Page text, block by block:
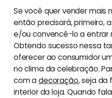
Se você quer vender mais
então precisará, primeiro,
e/ou convencê-lo a entrar
Obtendo sucesso nessa
oferecer ao consumidor
no clima da celebração.
com adecoração, seja da
interior da loja. Quando